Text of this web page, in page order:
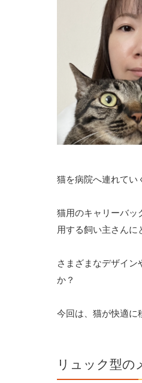
猫を病院へ連れてい
猫用のキャリーバッ
用する飼い主さんに
さまざまなデザイン
か？
今回は、猫が快適に
リュック型の